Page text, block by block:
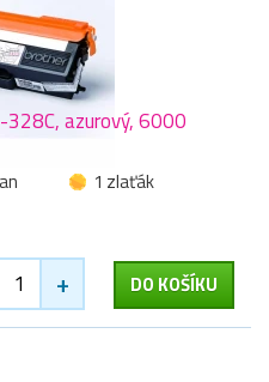
azurový, 6000
1 zlaťák
+ DO KOŠÍKU